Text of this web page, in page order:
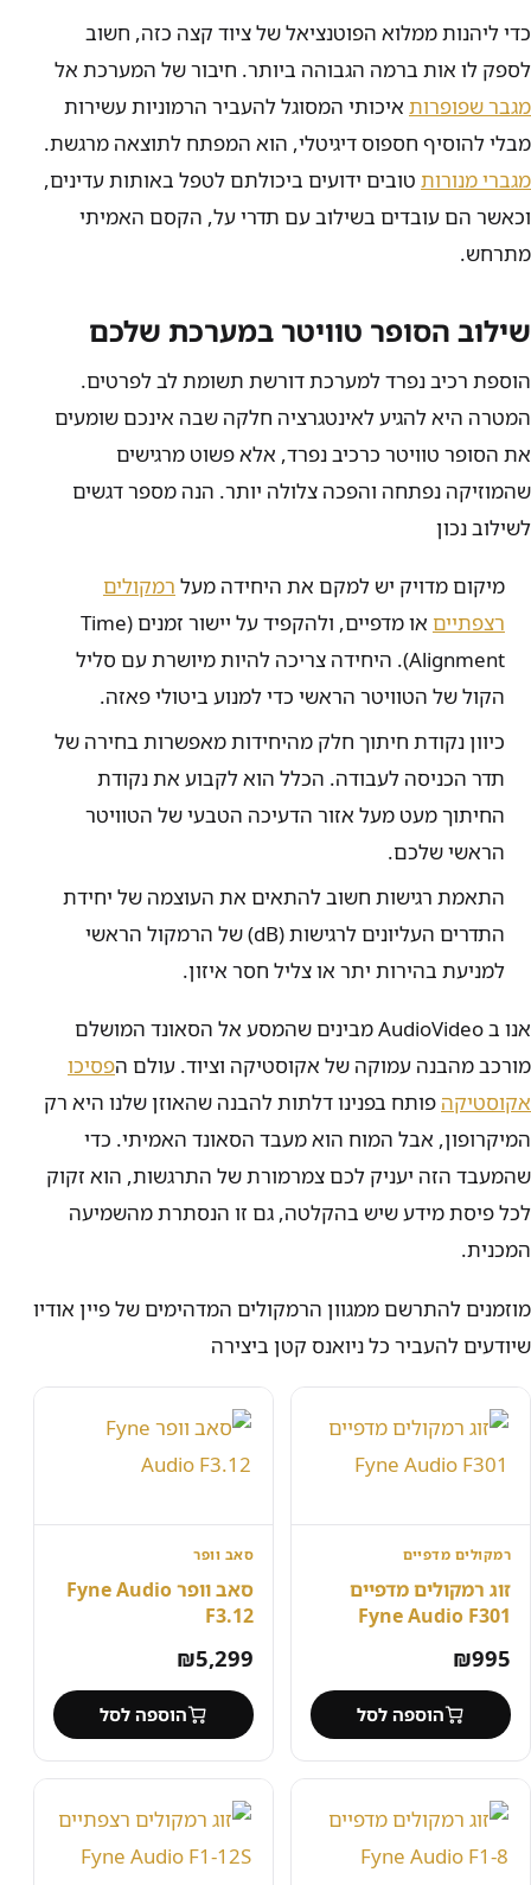
כדי ליהנות ממלוא הפוטנציאל של ציוד קצה כזה, חשוב
לספק לו אות ברמה הגבוהה ביותר. חיבור של המערכת אל
מגבר שפופרות איכותי המסוגל להעביר הרמוניות עשירות
מבלי להוסיף חספוס דיגיטלי, הוא המפתח לתוצאה מרגשת.
מגברי מנורות טובים ידועים ביכולתם לטפל באותות עדינים,
וכאשר הם עובדים בשילוב עם תדרי על, הקסם האמיתי
מתרחש.
שילוב הסופר טוויטר במערכת שלכם
הוספת רכיב נפרד למערכת דורשת תשומת לב לפרטים.
המטרה היא להגיע לאינטגרציה חלקה שבה אינכם שומעים
את הסופר טוויטר כרכיב נפרד, אלא פשוט מרגישים
שהמוזיקה נפתחה והפכה צלולה יותר. הנה מספר דגשים
לשילוב נכון
מיקום מדויק יש למקם את היחידה מעל רמקולים
רצפתיים
או מדפיים, ולהקפיד על יישור זמנים (Time
Alignment). היחידה צריכה להיות מיושרת עם סליל
הקול של הטוויטר הראשי כדי למנוע ביטולי פאזה.
כיוון נקודת חיתוך חלק מהיחידות מאפשרות בחירה של
תדר הכניסה לעבודה. הכלל הוא לקבוע את נקודת
החיתוך מעט מעל אזור הדעיכה הטבעי של הטוויטר
הראשי שלכם.
התאמת רגישות חשוב להתאים את העוצמה של יחידת
התדרים העליונים לרגישות (dB) של הרמקול הראשי
למניעת בהירות יתר או צליל חסר איזון.
אנו ב AudioVideo מבינים שהמסע אל הסאונד המושלם
מורכב מהבנה עמוקה של אקוסטיקה וציוד. עולם הפסיכו
אקוסטיקה פותח בפנינו דלתות להבנה שהאוזן שלנו היא רק
המיקרופון, אבל המוח הוא מעבד הסאונד האמיתי. כדי
שהמעבד הזה יעניק לכם צמרמורת של התרגשות, הוא זקוק
לכל פיסת מידע שיש בהקלטה, גם זו הנסתרת מהשמיעה
המכנית.
מוזמנים להתרשם ממגוון הרמקולים המדהימים של פיין אודיו
שיודעים להעביר כל ניואנס קטן ביצירה
רמקולים מדפיים
זוג רמקולים מדפיים
Fyne Audio F301
₪995
הוספה לסל
סאב וופר
סאב וופר Fyne Audio
F3.12
₪5,299
הוספה לסל